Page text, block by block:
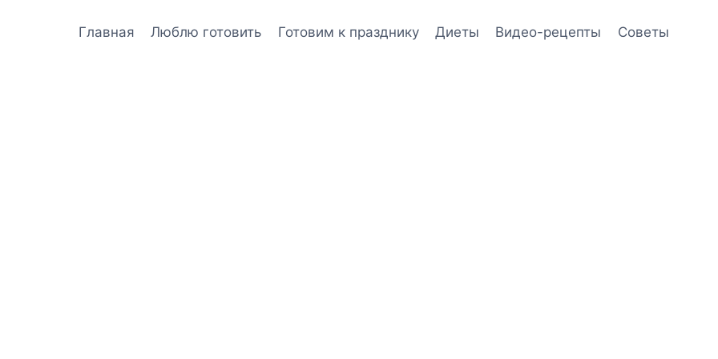
Главная Люблю готовить Готовим к празднику Диеты Видео-рецепты Советы